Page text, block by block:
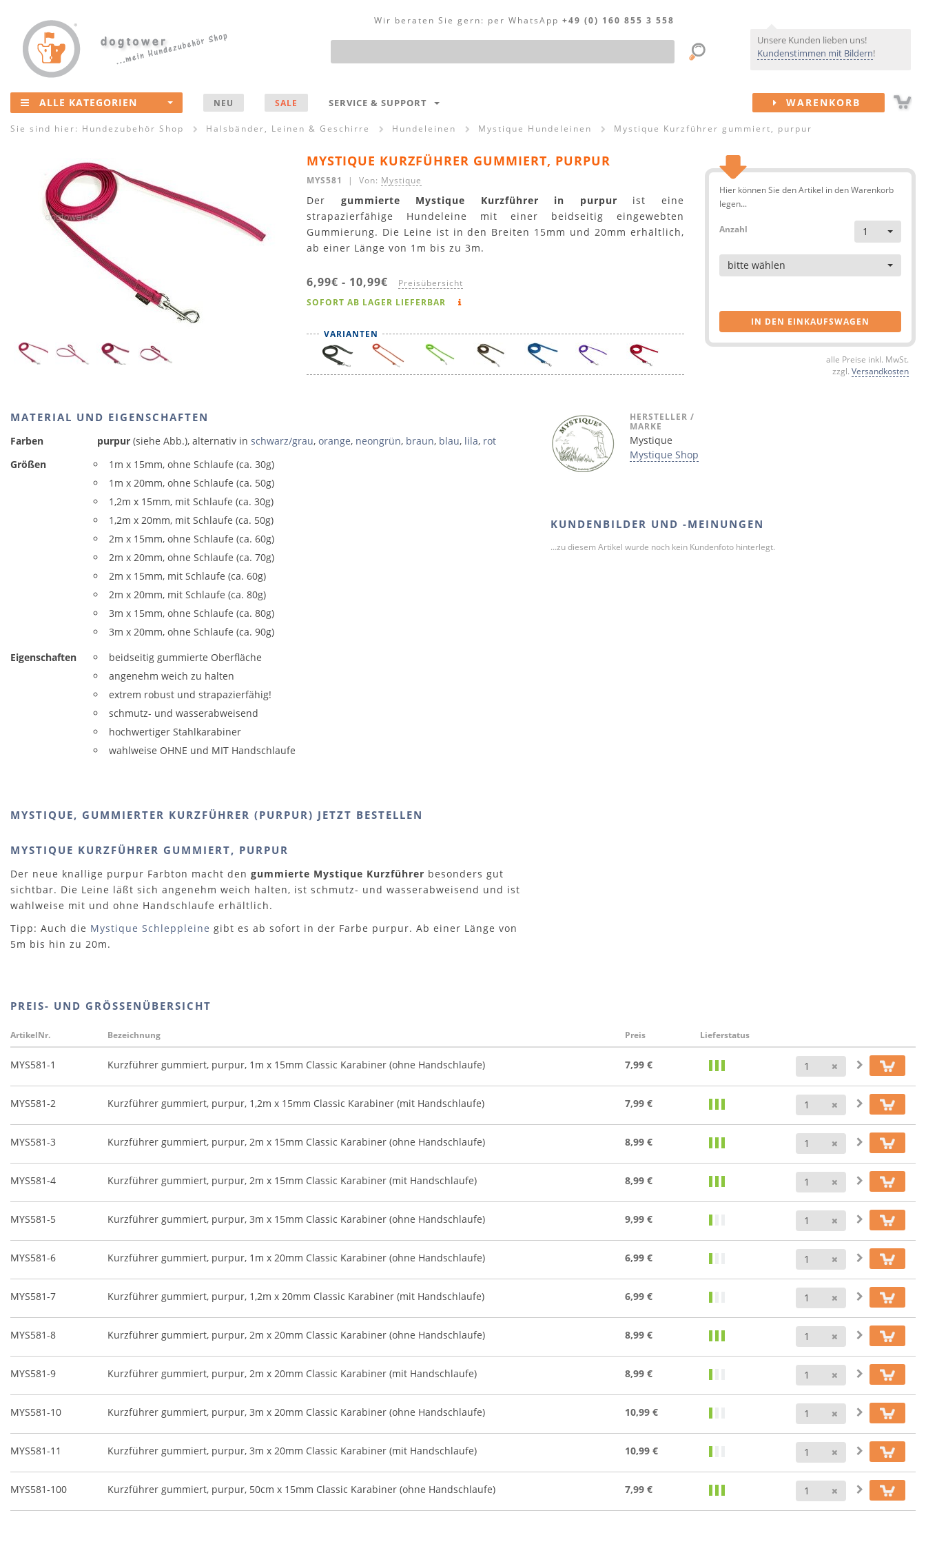
Unsere Kunden lieben uns!
Kundenstimmen mit Bildern!
Wir beraten Sie gern: per WhatsApp +49 (0) 160 855 3 558
Produktsuche
ALLE KATEGORIEN NEU SALE SERVICE & SUPPORT WARENKORB
Sie sind hier: Hundezubehör Shop Halsbänder, Leinen & Geschirre Hundeleinen Mystique Hundeleinen Mystique Kurzführer gummiert, purpur
MYSTIQUE KURZFÜHRER GUMMIERT, PURPUR
MYS581 | Von: Mystique
Der gummierte Mystique Kurzführer in purpur ist eine
strapazierfähige Hundeleine mit einer beidseitig eingewebten
Gummierung. Die Leine ist in den Breiten 15mm und 20mm erhältlich,
ab einer Länge von 1m bis zu 3m.
6,99€ - 10,99€ Preisübersicht
SOFORT AB LAGER LIEFERBAR
VARIANTEN
Hier können Sie den Artikel in den Warenkorb
legen...
Anzahl 1
Artikel
bitte wählen
IN DEN EINKAUFSWAGEN
alle Preise inkl. MwSt.
zzgl. Versandkosten
MATERIAL UND EIGENSCHAFTEN
Farben purpur (siehe Abb.), alternativ in schwarz/grau, orange, neongrün, braun, blau, lila, rot
Größen
1m x 15mm, ohne Schlaufe (ca. 30g)
1m x 20mm, ohne Schlaufe (ca. 50g)
1,2m x 15mm, mit Schlaufe (ca. 30g)
1,2m x 20mm, mit Schlaufe (ca. 50g)
2m x 15mm, ohne Schlaufe (ca. 60g)
2m x 20mm, ohne Schlaufe (ca. 70g)
2m x 15mm, mit Schlaufe (ca. 60g)
2m x 20mm, mit Schlaufe (ca. 80g)
3m x 15mm, ohne Schlaufe (ca. 80g)
3m x 20mm, ohne Schlaufe (ca. 90g)
Eigenschaften
beidseitig gummierte Oberfläche
angenehm weich zu halten
extrem robust und strapazierfähig!
schmutz- und wasserabweisend
hochwertiger Stahlkarabiner
wahlweise OHNE und MIT Handschlaufe
MYSTIQUE, GUMMIERTER KURZFÜHRER (PURPUR) JETZT BESTELLEN
MYSTIQUE KURZFÜHRER GUMMIERT, PURPUR
Der neue knallige purpur Farbton macht den gummierte Mystique Kurzführer besonders gut
sichtbar. Die Leine läßt sich angenehm weich halten, ist schmutz- und wasserabweisend und ist
wahlweise mit und ohne Handschlaufe erhältlich.
Tipp: Auch die Mystique Schleppleine gibt es ab sofort in der Farbe purpur. Ab einer Länge von
5m bis hin zu 20m.
HERSTELLER /
MARKE
Mystique
Mystique Shop
KUNDENBILDER UND -MEINUNGEN
...zu diesem Artikel wurde noch kein Kundenfoto hinterlegt.
PREIS- UND GRÖSSENÜBERSICHT
ArtikelNr. Bezeichnung Preis Lieferstatus
MYS581-1 Kurzführer gummiert, purpur, 1m x 15mm Classic Karabiner (ohne Handschlaufe) 7,99 € Anzahl
MYS581-2 Kurzführer gummiert, purpur, 1,2m x 15mm Classic Karabiner (mit Handschlaufe) 7,99 € Anzahl
MYS581-3 Kurzführer gummiert, purpur, 2m x 15mm Classic Karabiner (ohne Handschlaufe) 8,99 € Anzahl
MYS581-4 Kurzführer gummiert, purpur, 2m x 15mm Classic Karabiner (mit Handschlaufe) 8,99 € Anzahl
MYS581-5 Kurzführer gummiert, purpur, 3m x 15mm Classic Karabiner (ohne Handschlaufe) 9,99 € Anzahl
MYS581-6 Kurzführer gummiert, purpur, 1m x 20mm Classic Karabiner (ohne Handschlaufe) 6,99 € Anzahl
MYS581-7 Kurzführer gummiert, purpur, 1,2m x 20mm Classic Karabiner (mit Handschlaufe) 6,99 € Anzahl
MYS581-8 Kurzführer gummiert, purpur, 2m x 20mm Classic Karabiner (ohne Handschlaufe) 8,99 € Anzahl
MYS581-9 Kurzführer gummiert, purpur, 2m x 20mm Classic Karabiner (mit Handschlaufe) 8,99 € Anzahl
MYS581-10 Kurzführer gummiert, purpur, 3m x 20mm Classic Karabiner (ohne Handschlaufe) 10,99 € Anzahl
MYS581-11 Kurzführer gummiert, purpur, 3m x 20mm Classic Karabiner (mit Handschlaufe) 10,99 € Anzahl
MYS581-100 Kurzführer gummiert, purpur, 50cm x 15mm Classic Karabiner (ohne Handschlaufe) 7,99 € Anzahl